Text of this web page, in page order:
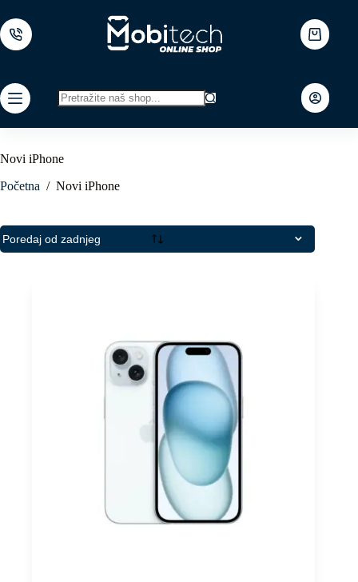
to
content
Shopping
cart
results
Novi iPhone
Početna / Novi iPhone